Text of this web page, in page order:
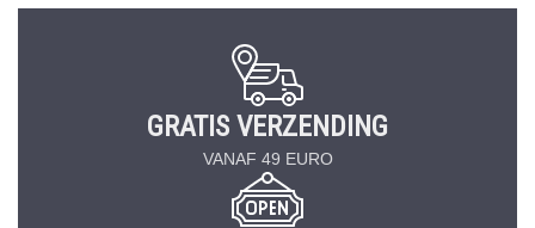
GRATIS VERZENDING
VANAF 49 EURO